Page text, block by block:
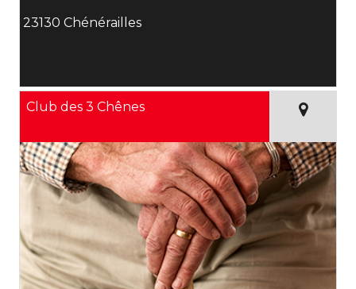
23130 Chénérailles
Club des 3 Chênes